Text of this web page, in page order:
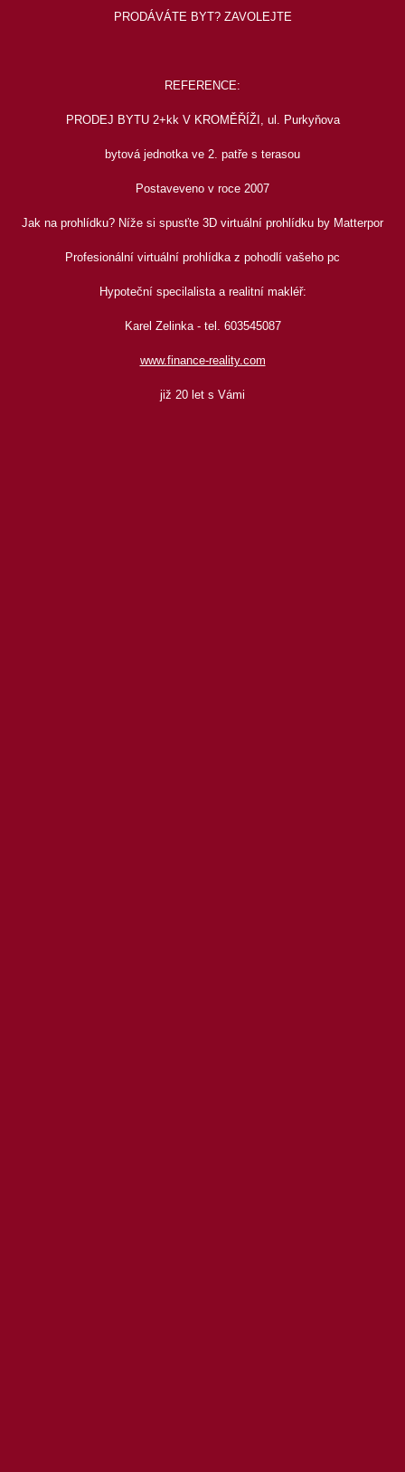
PRODÁVÁTE BYT? ZAVOLEJTE
REFERENCE:
PRODEJ BYTU 2+kk V KROMĚŘÍŽI, ul. Purkyňova
bytová jednotka ve 2. patře s terasou
Postaveveno v roce 2007
Jak na prohlídku? Níže si spusťte 3D virtuální prohlídku by Matterpor
Profesionální virtuální prohlídka z pohodlí vašeho pc
Hypoteční specilalista a realitní makléř:
Karel Zelinka - tel. 603545087
www.finance-reality.com
již 20 let s Vámi